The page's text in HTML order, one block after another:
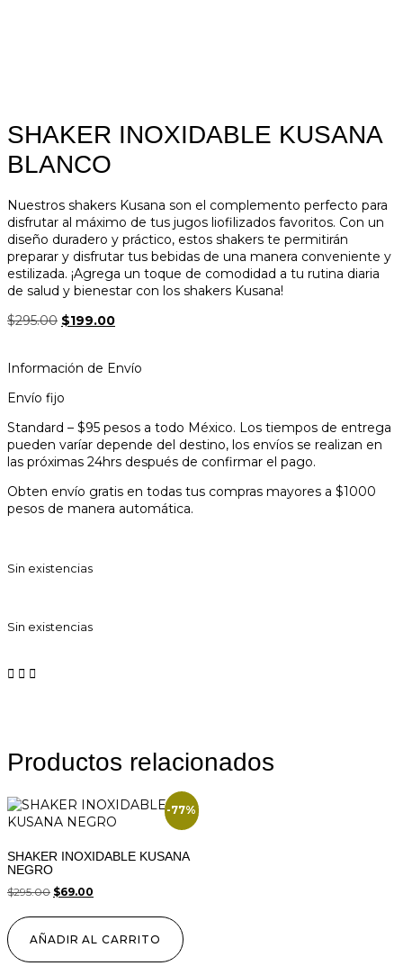
SHAKER INOXIDABLE KUSANA
BLANCO
Nuestros shakers Kusana son el complemento perfecto para
disfrutar al máximo de tus jugos liofilizados favoritos. Con un
diseño duradero y práctico, estos shakers te permitirán
preparar y disfrutar tus bebidas de una manera conveniente y
estilizada. ¡Agrega un toque de comodidad a tu rutina diaria
de salud y bienestar con los shakers Kusana!
$295.00 $199.00
Información de Envío
Envío fijo
Standard – $95 pesos a todo México. Los tiempos de entrega
pueden varíar depende del destino, los envíos se realizan en
las próximas 24hrs después de confirmar el pago.
Obten envío gratis en todas tus compras mayores a $1000
pesos de manera automática.
Sin existencias
Sin existencias
Productos relacionados
-77%
SHAKER INOXIDABLE KUSANA
NEGRO
$295.00 $69.00
AÑADIR AL CARRITO